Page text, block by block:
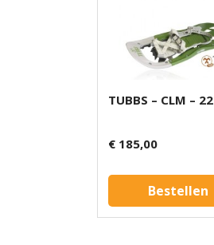
TUBBS – CLM – 22
€ 185,00
Bestellen